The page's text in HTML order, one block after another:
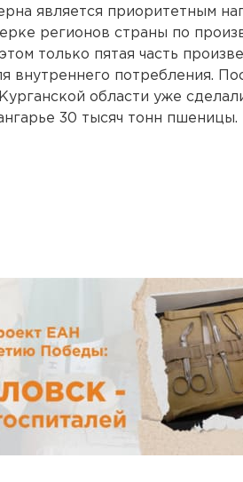
является приоритетным
регионов страны по
только пятая часть
внутреннего потребления.
области уже
30 тысяч тонн